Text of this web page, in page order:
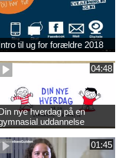
Intro til ug for forældre 2018
04:48
nye hverdag på en
uddannelse
01:45